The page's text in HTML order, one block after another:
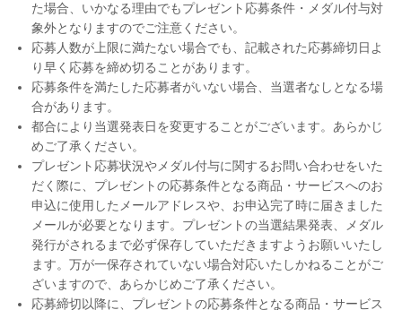
た場合、いかなる理由でもプレゼント応募条件・メダル付与対
象外となりますのでご注意ください。
応募人数が上限に満たない場合でも、記載された応募締切日よ
り早く応募を締め切ることがあります。
応募条件を満たした応募者がいない場合、当選者なしとなる場
合があります。
都合により当選発表日を変更することがございます。あらかじ
めご了承ください。
プレゼント応募状況やメダル付与に関するお問い合わせをいた
だく際に、プレゼントの応募条件となる商品・サービスへのお
申込に使用したメールアドレスや、お申込完了時に届きました
メールが必要となります。プレゼントの当選結果発表、メダル
発行がされるまで必ず保存していただきますようお願いいたし
ます。万が一保存されていない場合対応いたしかねることがご
ざいますので、あらかじめご了承ください。
応募締切以降に、プレゼントの応募条件となる商品・サービス